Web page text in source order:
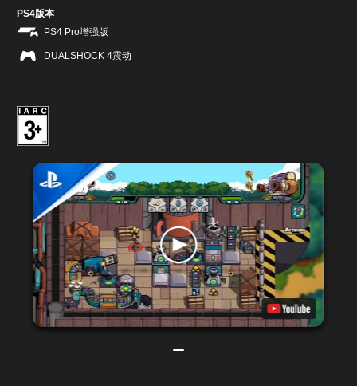
PS4版本
PS4 Pro增强版
DUALSHOCK 4震动